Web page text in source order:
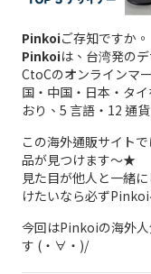
Pinkoiご存知ですか。
Pinkoiは、台湾発の
CtoCのオンラインマ
国・中国・日本・タ
おり、5 言語・12 通
この海外通販サイト
品が見つけます～★
見た目が他人と一緒
けたいなら必ず
今回はPinkoiの海外
す (・∀・)/